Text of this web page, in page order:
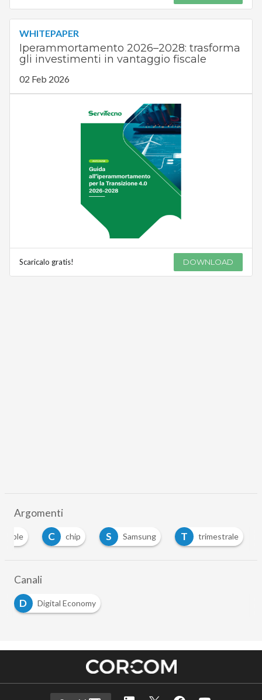
WHITEPAPER
Iperammortamento 2026–2028: trasforma
gli investimenti in vantaggio fiscale
02 Feb 2026
Scaricalo gratis! DOWNLOAD
Argomenti
apple C chip S Samsung T trimestrale
Canali
D
Digital Economy